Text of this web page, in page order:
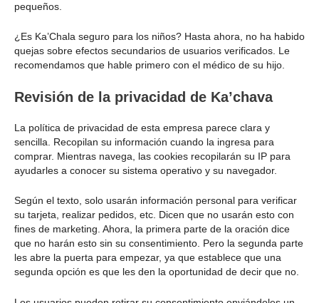
pequeños.
¿Es Ka’Chala seguro para los niños? Hasta ahora, no ha habido
quejas sobre efectos secundarios de usuarios verificados. Le
recomendamos que hable primero con el médico de su hijo.
Revisión de la privacidad de Ka’chava
La política de privacidad de esta empresa parece clara y
sencilla. Recopilan su información cuando la ingresa para
comprar. Mientras navega, las cookies recopilarán su IP para
ayudarles a conocer su sistema operativo y su navegador.
Según el texto, solo usarán información personal para verificar
su tarjeta, realizar pedidos, etc. Dicen que no usarán esto con
fines de marketing. Ahora, la primera parte de la oración dice
que no harán esto sin su consentimiento. Pero la segunda parte
les abre la puerta para empezar, ya que establece que una
segunda opción es que les den la oportunidad de decir que no.